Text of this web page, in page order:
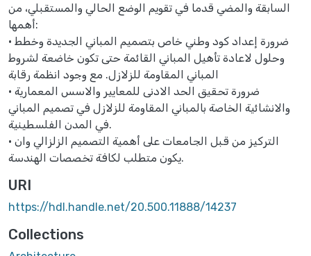
السابقة والمضي قدما في تقويم الوضع الحالي والمستقبلي، من
أهمها:
• ضرورة إعداد كود وطني خاص بتصميم المباني الجديدة وخطط
وحلول لاعادة تأهيل المباني القائمة حتى تكون خاضعة لشروط
المباني المقاومة للزلازل. مع وجود انظمة رقابة
• ضرورة تحقيق الحد الادنى للمعايير والاسس المعمارية
والانشائية الخاصة بالمباني المقاومة للزلازل في تصميم المباني
في المدن الفلسطينية.
• التركيز من قبل الجامعات على أهمية التصميم الزلزالي وان
يكون متطلب لكافة تخصصات الهندسة.
URI
https://hdl.handle.net/20.500.11888/14237
Collections